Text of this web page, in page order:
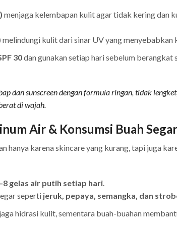
menjaga kelembapan kulit agar tidak kering dan
melindungi kulit dari sinar UV yang menyebabkan
30dan gunakan setiap hari sebelum berangkat
dan sunscreen dengan formula ringan, tidak
di wajah.
Air & Konsumsi Buah Segar
hanya karena skincare yang kurang, tapi juga
gelas air putih setiap hari
seperti jeruk, pepaya, semangka, dan
hidrasi kulit, sementara buah-buahan